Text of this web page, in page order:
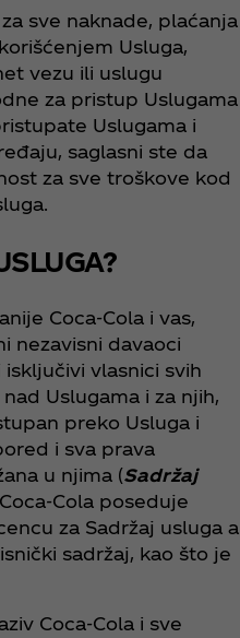
sve naknade, plaćanja
Usluga,
vezu ili uslugu
za pristup Uslugama
Uslugama i
saglasni ste da
za sve troškove kod
Coca‑Cola i vas,
nezavisni davaoci
vlasnici svih
Uslugama i za njih,
preko Usluga i
i sva prava
u njima (Sadržaj
poseduje
za Sadržaj usluga a
sadržaj, kao što je
Coca‑Cola i sve